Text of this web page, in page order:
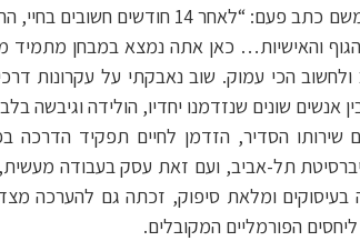
כמדריך בבית הספר לקצינים. משם כתב
והאישיות… כאן אתה נמצא במבחן מתמיד
הכי עמוק. שוב נאבקתי על עקרונות
אנשים שונים שנזדמנו יחדיו, הולידה
שירותו הסדיר, הזדמן לחיים תפקיד
תל-אביב, ועם זאת עסק בעבודה
בעיסוקים ומלאת סיפוק, זכתה גם להערכה
הפורמליים המקובלים.